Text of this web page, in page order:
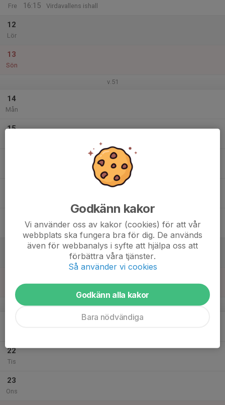
Fre
16:15
Virdavallens ishall
12
Lör
13
Sön
v.51
14
Mån
15
16:15
Virdavallens ishall
Sön
v.52
22
Tis
23
Ons
Godkänn kakor
Vi använder oss av kakor (cookies) för att vår
webbplats ska fungera bra för dig. De används
även för webbanalys i syfte att hjälpa oss att
förbättra våra tjänster.
Så använder vi cookies
Godkänn alla kakor
Bara nödvändiga